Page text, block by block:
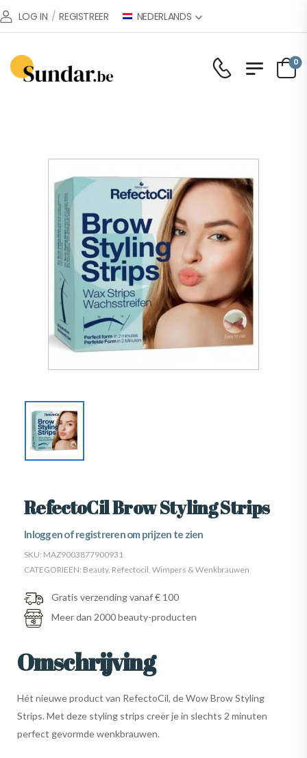
LOG IN / REGISTREER NEDERLANDS
0
RefectoCil Brow Styling Strips
Inloggen of registreren om prijzen te zien
SKU: MAZ9003877900931
CATEGORIEËN: Beauty, Refectocil Wimpers & Wenkbrauwen
Gratis verzending vanaf € 100
Meer dan 2000 beauty-producten
Omschrijving
Hét nieuwe product van RefectoCil, de Wow Brow Styling
Strips. Met deze styling strips creër je in slechts 2 minuten
perfect gevormde wenkbrauwen.